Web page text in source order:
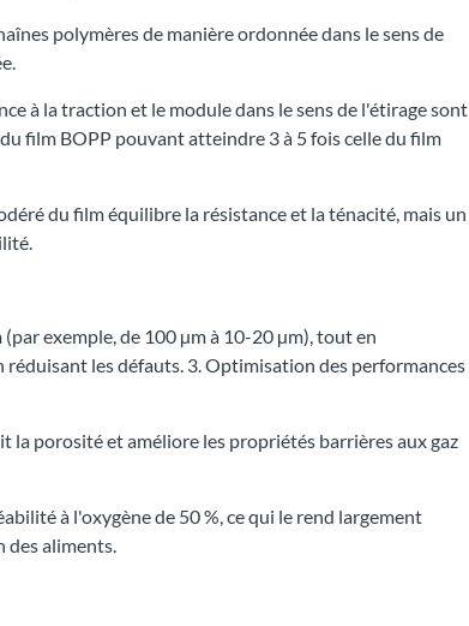
polymères de manière ordonnée dans le sens de
à la traction et le module dans le sens de l'étirage sont
film BOPP pouvant atteindre 3 à 5 fois celle du film
du film équilibre la résistance et la ténacité, mais un
exemple, de 100 µm à 10-20 µm), tout en
les défauts. 3. Optimisation des performances
la porosité et améliore les propriétés barrières aux gaz
à l'oxygène de 50 %, ce qui le rend largement
des aliments.